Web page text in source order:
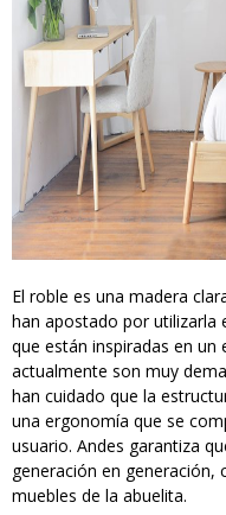
El roble es una madera
han apostado por utilizarla
que están inspiradas en
actualmente son muy
han cuidado que la
una ergonomía que se
usuario. Andes garantiza
generación en generación,
muebles de la abuelita.